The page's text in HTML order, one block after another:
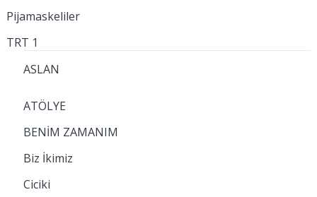
Pijamaskeliler
TRT 1
ASLAN
ATÖLYE
BENİM ZAMANIM
Biz İkimiz
Ciciki